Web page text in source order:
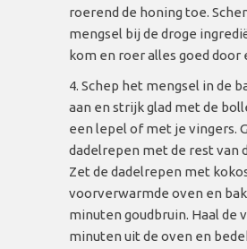
roerend de honing toe.
mengsel bij de droge
kom en roer alles goed door
Schep het mengsel in de
aan en strijk glad met de
een lepel of met je vingers.
dadelrepen met de rest van
Zet de dadelrepen met
voorverwarmde oven en bak
minuten goudbruin. Haal de
minuten uit de oven en